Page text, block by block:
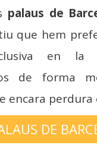
palaus de
que hem
en la
de forma
encara perdura
DE